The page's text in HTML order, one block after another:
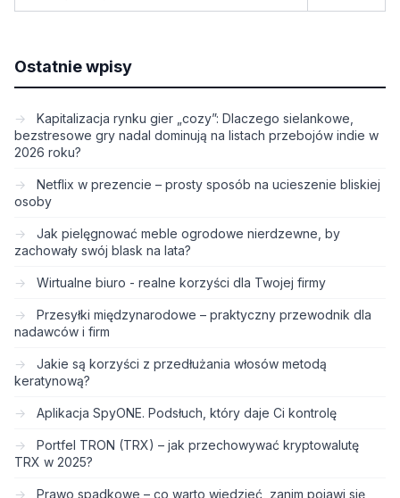
Ostatnie wpisy
Kapitalizacja rynku gier „cozy”: Dlaczego sielankowe,
bezstresowe gry nadal dominują na listach przebojów indie w
2026 roku?
Netflix w prezencie – prosty sposób na ucieszenie bliskiej
osoby
Jak pielęgnować meble ogrodowe nierdzewne, by
zachowały swój blask na lata?
Wirtualne biuro - realne korzyści dla Twojej firmy
Przesyłki międzynarodowe – praktyczny przewodnik dla
nadawców i firm
Jakie są korzyści z przedłużania włosów metodą
keratynową?
Aplikacja SpyONE. Podsłuch, który daje Ci kontrolę
Portfel TRON (TRX) – jak przechowywać kryptowalutę
TRX w 2025?
Prawo spadkowe – co warto wiedzieć, zanim pojawi się